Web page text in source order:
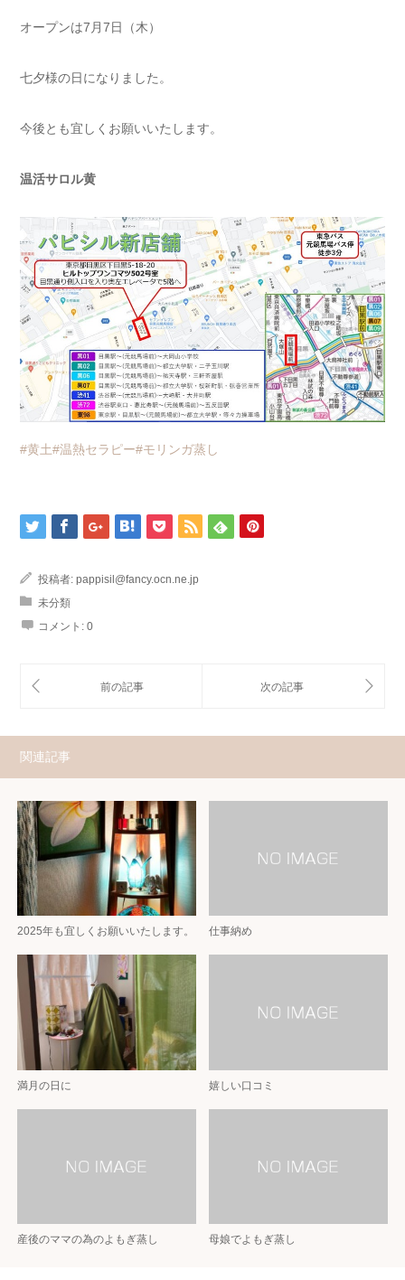
オープンは7月7日（木）
七夕様の日になりました。
今後とも宜しくお願いいたします。
温活サロル黄
#黄土#温熱セラピー#モリンガ蒸し
投稿者: pappisil@fancy.ocn.ne.jp
未分類
コメント: 0
関連記事
2025年も宜しくお願いいたします。 仕事納め
満月の日に 嬉しい口コミ
産後のママの為のよもぎ蒸し 母娘でよもぎ蒸し